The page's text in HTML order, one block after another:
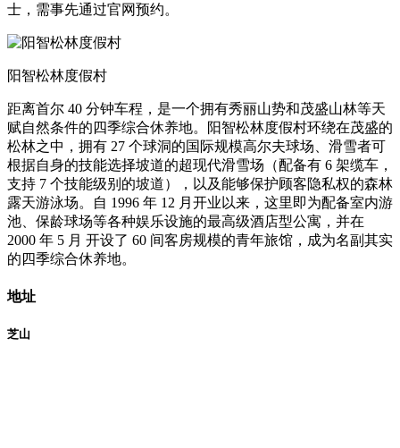
士，需事先通过官网预约。
阳智松林度假村
距离首尔 40 分钟车程，是一个拥有秀丽山势和茂盛山林等天
赋自然条件的四季综合休养地。阳智松林度假村环绕在茂盛的
松林之中，拥有 27 个球洞的国际规模高尔夫球场、滑雪者可
根据自身的技能选择坡道的超现代滑雪场（配备有 6 架缆车，
支持 7 个技能级别的坡道），以及能够保护顾客隐私权的森林
露天游泳场。自 1996 年 12 月开业以来，这里即为配备室内游
池、保龄球场等各种娱乐设施的最高级酒店型公寓，并在
2000 年 5 月 开设了 60 间客房规模的青年旅馆，成为名副其实
的四季综合休养地。
地址
芝山